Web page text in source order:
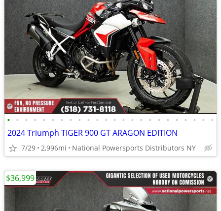
• • • • • • • • • • • • • • • • • • • • • • • •
2024 Triumph TIGER 900 GT ARAGON EDITION
7/29 2,996mi National Powersports Distributors NY
$36,999